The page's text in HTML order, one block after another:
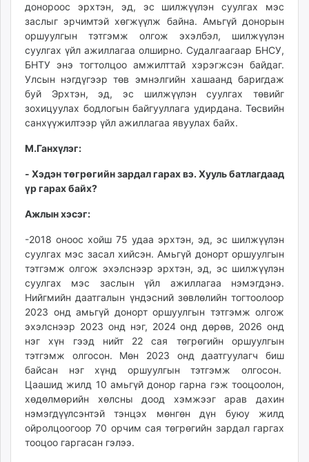
донороос эрхтэн, эд, эс шилжүүлэн суулгах мэс
заслыг эрчимтэй хөгжүүлж байна. Амьгүй донорын
оршуулгын тэтгэмж олгож эхэлбэл, шилжүүлэн
суулгах үйл ажиллагаа олширно. Судалгаагаар БНСУ,
БНТУ энэ тогтолцоо амжилттай хэрэгжсэн байдаг.
Улсын нэгдүгээр төв эмнэлгийн хашаанд баригдаж
буй Эрхтэн, эд, эс шилжүүлэн суулгах төвийг
зохицуулах бодлогын байгууллага удирдана. Төсвийн
санхүүжилтээр үйл ажиллагаа явуулах байх.
М.Ганхүлэг:
- Хэдэн төгрөгийн зардал гарах вэ. Хууль батлагдаад
үр гарах байх?
Ажлын хэсэг:
-2018 оноос хойш 75 удаа эрхтэн, эд, эс шилжүүлэн
суулгах мэс засал хийсэн. Амьгүй донорт оршуулгын
тэтгэмж олгож эхэлснээр эрхтэн, эд, эс шилжүүлэн
суулгах мэс заслын үйл ажиллагаа нэмэгдэнэ.
Нийгмийн даатгалын үндэсний зөвлөлийн тогтоолоор
2023 онд амьгүй донорт оршуулгын тэтгэмж олгож
эхэлснээр 2023 онд нэг, 2024 онд дөрөв, 2026 онд
нэг хүн гээд нийт 22 сая төгрөгийн оршуулгын
тэтгэмж олгосон. Мөн 2023 онд даатгуулагч биш
байсан нэг хүнд оршуулгын тэтгэмж олгосон.
Цаашид жилд 10 амьгүй донор гарна гэж тооцоолон,
хөдөлмөрийн хөлсны доод хэмжээг арав дахин
нэмэгдүүлсэнтэй тэнцэх мөнгөн дүн буюу жилд
ойролцоогоор 70 орчим сая төгрөгийн зардал гаргах
тооцоо гаргасан гэлээ.